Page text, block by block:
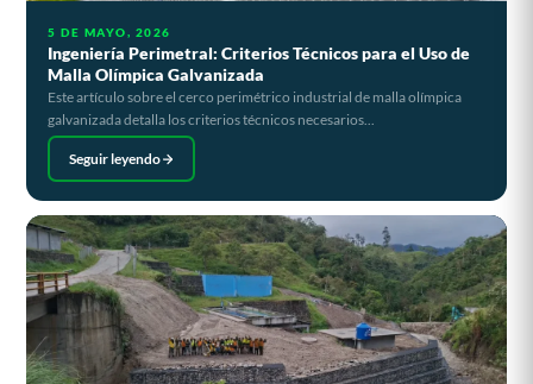
5 DE MAYO, 2026
Ingeniería Perimetral: Criterios Técnicos para el Uso de
Malla Olímpica Galvanizada
Este artículo sobre el cerco perimétrico industrial de malla olímpica
galvanizada detalla los criterios técnicos necesarios...
Seguir leyendo